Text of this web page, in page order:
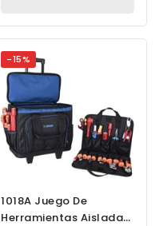
-15%
1018A Juego De
Herramientas Aisladas